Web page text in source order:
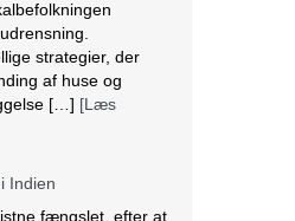
af huse og
[…][Læs
pøbel af radikale
Uttar Pradesh,